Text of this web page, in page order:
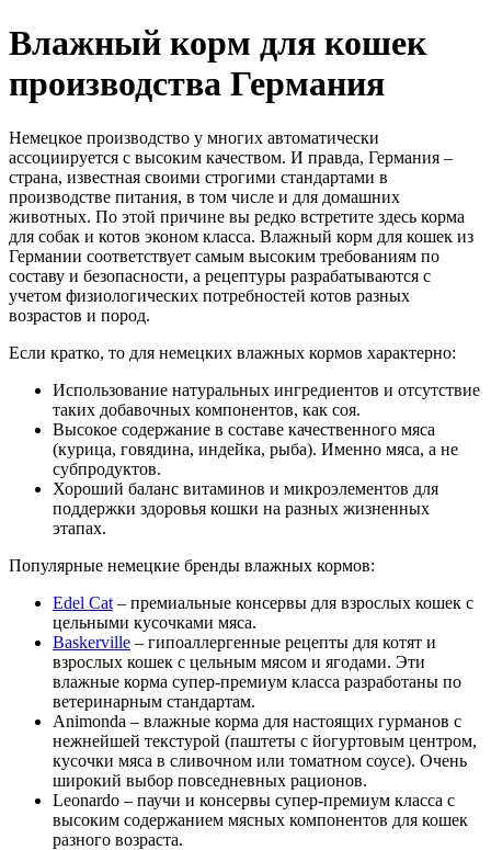
Влажный корм для кошек
производства Германия
Немецкое производство у многих автоматически
ассоциируется с высоким качеством. И правда, Германия –
страна, известная своими строгими стандартами в
производстве питания, в том числе и для домашних
животных. По этой причине вы редко встретите здесь корма
для собак и котов эконом класса. Влажный корм для кошек из
Германии соответствует самым высоким требованиям по
составу и безопасности, а рецептуры разрабатываются с
учетом физиологических потребностей котов разных
возрастов и пород.
Если кратко, то для немецких влажных кормов характерно:
Использование натуральных ингредиентов и отсутствие
таких добавочных компонентов, как соя.
Высокое содержание в составе качественного мяса
(курица, говядина, индейка, рыба). Именно мяса, а не
субпродуктов.
Хороший баланс витаминов и микроэлементов для
поддержки здоровья кошки на разных жизненных
этапах.
Популярные немецкие бренды влажных кормов:
Edel Cat – премиальные консервы для взрослых кошек с
цельными кусочками мяса.
Baskerville – гипоаллергенные рецепты для котят и
взрослых кошек с цельным мясом и ягодами. Эти
влажные корма супер-премиум класса разработаны по
ветеринарным стандартам.
Animonda – влажные корма для настоящих гурманов с
нежнейшей текстурой (паштеты с йогуртовым центром,
кусочки мяса в сливочном или томатном соусе). Очень
широкий выбор повседневных рационов.
Leonardo – паучи и консервы супер-премиум класса с
высоким содержанием мясных компонентов для кошек
разного возраста.